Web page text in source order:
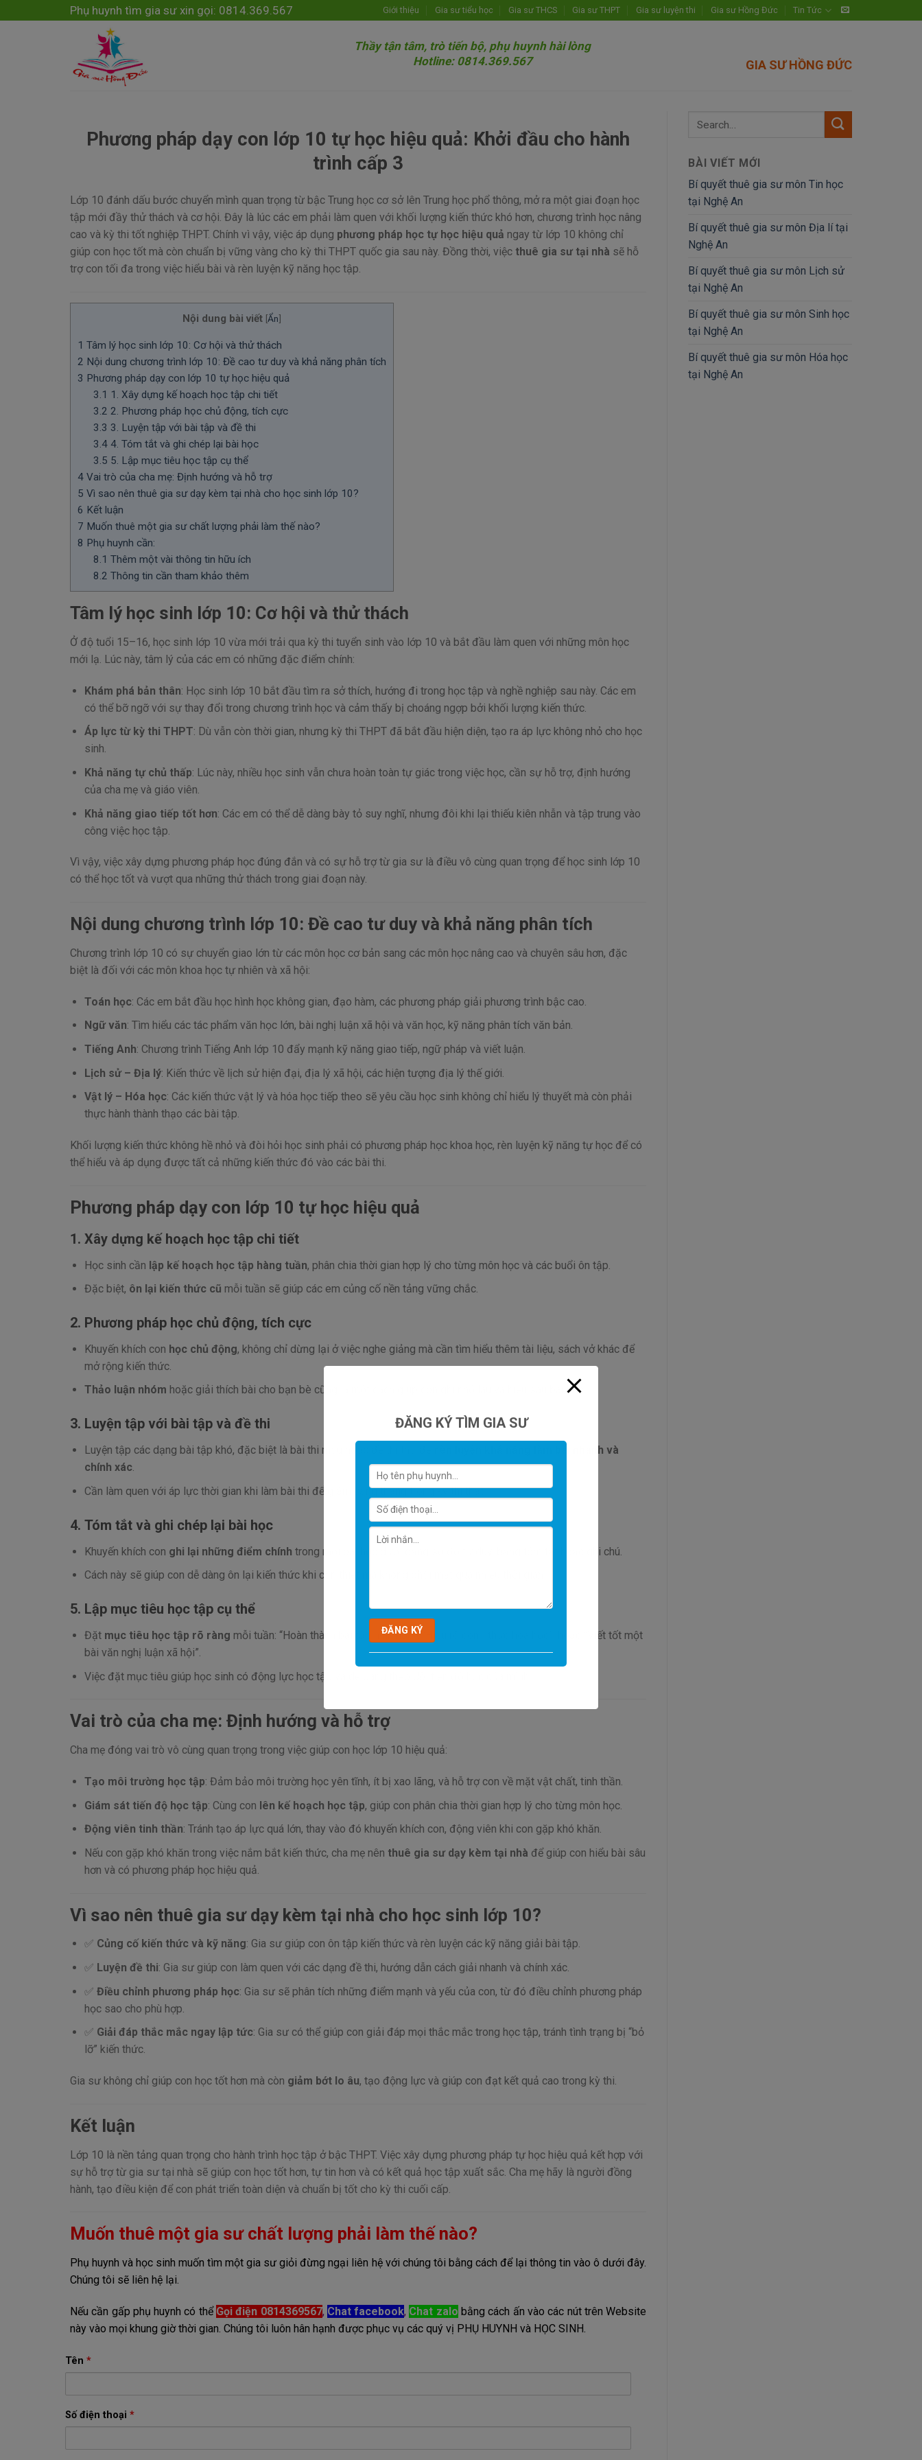
to
Phụ huynh tìm gia sư xin gọi: 0814.369.567 Giới thiệu Gia sư tiểu học Gia sư THCS Gia sư THPT Gia sư luyện thi Gia sư Hồng Đức Tin Tức
Thầy tận tâm, trò tiến bộ, phụ huynh hài lòng
Hotline: 0814.369.567
GIA SƯ HỒNG ĐỨC
Phương pháp dạy con lớp 10 tự học hiệu quả: Khởi đầu cho hành
trình cấp 3
Lớp 10 đánh dấu bước chuyển mình quan trọng từ bậc Trung học cơ sở lên Trung học phổ thông, mở ra một giai đoạn học
tập mới đầy thử thách và cơ hội. Đây là lúc các em phải làm quen với khối lượng kiến thức khó hơn, chương trình học nâng
cao và kỳ thi tốt nghiệp THPT. Chính vì vậy, việc áp dụng phương pháp học tự học hiệu quả ngay từ lớp 10 không chỉ
giúp con học tốt mà còn chuẩn bị vững vàng cho kỳ thi THPT quốc gia sau này. Đồng thời, việc thuê gia sư tại nhà sẽ hỗ
trợ con tối đa trong việc hiểu bài và rèn luyện kỹ năng học tập.
Nội dung bài viết [Ẩn]
1 Tâm lý học sinh lớp 10: Cơ hội và thử thách
2 Nội dung chương trình lớp 10: Đề cao tư duy và khả năng phân tích
3 Phương pháp dạy con lớp 10 tự học hiệu quả
3.1 1. Xây dựng kế hoạch học tập chi tiết
3.2 2. Phương pháp học chủ động, tích cực
3.3 3. Luyện tập với bài tập và đề thi
3.44. Tóm tắt và ghi chép lại bài học
3.5 5. Lập mục tiêu học tập cụ thể
4 Vai trò của cha mẹ: Định hướng và hỗ trợ
5 Vì sao nên thuê gia sư dạy kèm tại nhà cho học sinh lớp 10?
6 Kết luận
7 Muốn thuê một gia sư chất lượng phải làm thế nào?
8 Phụ huynh cần:
8.1 Thêm một vài thông tin hữu ích
8.2 Thông tin cần tham khảo thêm
Tâm lý học sinh lớp 10: Cơ hội và thử thách
Ở độ tuổi 15–16, học sinh lớp 10 vừa mới trải qua kỳ thi tuyển sinh vào lớp 10 và bắt đầu làm quen với những môn học
mới lạ. Lúc này, tâm lý của các em có những đặc điểm chính:
Khám phá bản thân: Học sinh lớp 10 bắt đầu tìm ra sở thích, hướng đi trong học tập và nghề nghiệp sau này. Các em
có thể bỡ ngỡ với sự thay đổi trong chương trình học và cảm thấy bị choáng ngợp bởi khối lượng kiến thức.
Áp lực từ kỳ thi THPT: Dù vẫn còn thời gian, nhưng kỳ thi THPT đã bắt đầu hiện diện, tạo ra áp lực không nhỏ cho học
sinh.
Khả năng tự chủ thấp: Lúc này, nhiều học sinh vẫn chưa hoàn toàn tự giác trong việc học, cần sự hỗ trợ, định hướng
của cha mẹ và giáo viên.
Khả năng giao tiếp tốt hơn: Các em có thể dễ dàng bày tỏ suy nghĩ, nhưng đôi khi lại thiếu kiên nhẫn và tập trung vào
công việc học tập.
Vì vậy, việc xây dựng phương pháp học đúng đắn và có sự hỗ trợ từ gia sư là điều vô cùng quan trọng để học sinh lớp 10
có thể học tốt và vượt qua những thử thách trong giai đoạn này.
Nội dung chương trình lớp 10: Đề cao tư duy và khả năng phân tích
Chương trình lớp 10 có sự chuyển giao lớn từ các môn học cơ bản sang các môn học nâng cao và chuyên sâu hơn, đặc
biệt là đối với các môn khoa học tự nhiên và xã hội:
Toán học: Các em bắt đầu học hình học không gian, đạo hàm, các phương pháp giải phương trình bậc cao.
Ngữ văn: Tìm hiểu các tác phẩm văn học lớn, bài nghị luận xã hội và văn học, kỹ năng phân tích văn bản.
Tiếng Anh: Chương trình Tiếng Anh lớp 10 đẩy mạnh kỹ năng giao tiếp, ngữ pháp và viết luận.
Lịch sử – Địa lý: Kiến thức về lịch sử hiện đại, địa lý xã hội, các hiện tượng địa lý thế giới.
Vật lý – Hóa học: Các kiến thức vật lý và hóa học tiếp theo sẽ yêu cầu học sinh không chỉ hiểu lý thuyết mà còn phải
thực hành thành thạo các bài tập.
Khối lượng kiến thức không hề nhỏ và đòi hỏi học sinh phải có phương pháp học khoa học, rèn luyện kỹ năng tự học để có
thể hiểu và áp dụng được tất cả những kiến thức đó vào các bài thi.
Phương pháp dạy con lớp 10 tự học hiệu quả
1. Xây dựng kế hoạch học tập chi tiết
Học sinh cần lập kế hoạch học tập hàng tuần, phân chia thời gian hợp lý cho từng môn học và các buổi ôn tập.
Đặc biệt, ôn lại kiến thức cũ mỗi tuần sẽ giúp các em củng cố nền tảng vững chắc.
2. Phương pháp học chủ động, tích cực
Khuyến khích con học chủ động, không chỉ dừng lại ở việc nghe giảng mà cần tìm hiểu thêm tài liệu, sách vở khác để
mở rộng kiến thức.
Thảo luận nhóm hoặc giải thích bài cho bạn bè cũng là một cách giúp con ghi nhớ lâu và hiểu sâu bài học.
3. Luyện tập với bài tập và đề thi
Luyện tập các dạng bài tập khó, đặc biệt là bài thi mẫu hoặc đề thi thử để
rèn luyện khả năng làm bài nhanh và
chính xác.
Cần làm quen với áp lực thời gian khi làm bài thi để giảm căng thẳng trong kỳ thi thật.
4. Tóm tắt và ghi chép lại bài học
Khuyến khích con ghi lại những điểm chính trong mỗi bài học dưới dạng sơ đồ tư duy, bảng tóm tắt hoặc ghi chú.
Cách này sẽ giúp con dễ dàng ôn lại kiến thức khi cần thiết mà không phải mất quá nhiều thời gian.
5. Lập mục tiêu học tập cụ thể
Đặt mục tiêu học tập rõ ràng mỗi tuần: “Hoàn thành bài tập hình học”, “Hiểu rõ công thức hóa học”, hoặc “Viết tốt một
bài văn nghị luận xã hội”.
Việc đặt mục tiêu giúp học sinh có động lực học tập và dễ dàng theo dõi tiến độ học của mình.
Vai trò của cha mẹ: Định hướng và hỗ trợ
Cha mẹ đóng vai trò vô cùng quan trọng trong việc giúp con học lớp 10 hiệu quả:
Tạo môi trường học tập: Đảm bảo môi trường học yên tĩnh, ít bị xao lãng, và hỗ trợ con về mặt vật chất, tinh thần.
Giám sát tiến độ học tập: Cùng con lên kế hoạch học tập, giúp con phân chia thời gian hợp lý cho từng môn học.
Động viên tinh thần: Tránh tạo áp lực quá lớn, thay vào đó khuyến khích con, động viên khi con gặp khó khăn.
Nếu con gặp khó khăn trong việc nắm bắt kiến thức, cha mẹ nên thuê gia sư dạy kèm tại nhà để giúp con hiểu bài sâu
hơn và có phương pháp học hiệu quả.
Vì sao nên thuê gia sư dạy kèm tại nhà cho học sinh lớp 10?
✅ Củng cố kiến thức và kỹ năng: Gia sư giúp con ôn tập kiến thức và rèn luyện các kỹ năng giải bài tập.
✅ Luyện đề thi: Gia sư giúp con làm quen với các dạng đề thi, hướng dẫn cách giải nhanh và chính xác.
✅ Điều chỉnh phương pháp học: Gia sư sẽ phân tích những điểm mạnh và yếu của con, từ đó điều chỉnh phương pháp
học sao cho phù hợp.
✅ Giải đáp thắc mắc ngay lập tức: Gia sư có thể giúp con giải đáp mọi thắc mắc trong học tập, tránh tình trạng bị “bỏ
lỡ” kiến thức.
Gia sư không chỉ giúp con học tốt hơn mà còn giảm bớt lo âu, tạo động lực và giúp con đạt kết quả cao trong kỳ thi.
Kết luận
Lớp 10 là nền tảng quan trọng cho hành trình học tập ở bậc THPT. Việc xây dựng phương pháp tự học hiệu quả kết hợp với
sự hỗ trợ từ gia sư tại nhà sẽ giúp con học tốt hơn, tự tin hơn và có kết quả học tập xuất sắc. Cha mẹ hãy là người đồng
hành, tạo điều kiện để con phát triển toàn diện và chuẩn bị tốt cho kỳ thi cuối cấp.
Muốn thuê một gia sư chất lượng phải làm thế nào?
Phụ huynh và học sinh muốn tìm một gia sư giỏi đừng ngại liên hệ với chúng tôi bằng cách để lại thông tin vào ô dưới đây.
Chúng tôi sẽ liên hệ lại.
Nếu cần gấp phụ huynh có thể Gọi điện 0814369567, Chat facebook, Chat zalo bằng cách ấn vào các nút trên Website
này vào mọi khung giờ thời gian. Chúng tôi luôn hân hạnh được phục vụ các quý vị PHỤ HUYNH và HỌC SINH.
Tên *
Số điện thoại *
BÀI VIẾT MỚI
Bí quyết thuê gia sư môn Tin học
tại Nghệ An
Bí quyết thuê gia sư môn Địa lí tại
Nghệ An
Bí quyết thuê gia sư môn Lịch sử
tại Nghệ An
Bí quyết thuê gia sư môn Sinh học
tại Nghệ An
Bí quyết thuê gia sư môn Hóa học
tại Nghệ An
ĐĂNG KÝ TÌM GIA SƯ